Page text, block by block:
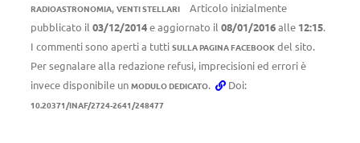
RADIOASTRONOMIA, VENTI STELLARI
Articolo inizialmente
pubblicato il 03/12/2014e aggiornato il 08/01/2016alle 12:15.
I commenti sono aperti a tutti SULLA PAGINA FACEBOOK del sito.
Per segnalare alla redazione refusi, imprecisioni ed errori è
invece disponibile un MODULO DEDICATO. Doi:
10.20371/INAF/2724-2641/248477